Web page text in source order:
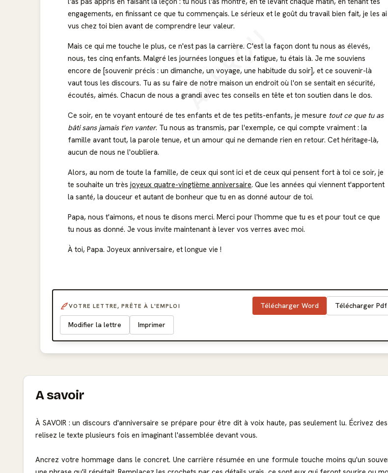
APERÇU
engagements, en finissant ce que tu commençais. Le sérieux et le goût du travail bien fait, je les ai
vus chez toi bien avant de comprendre leur valeur.
Mais ce qui me touche le plus, ce n'est pas la carrière. C'est la façon dont tu nous as élevés,
nous, tes cinq enfants. Malgré les journées longues et la fatigue, tu étais là. Je me souviens
encore de [souvenir précis : un dimanche, un voyage, une habitude du soir], et ce souvenir-là
vaut tous les discours. Tu as su faire de notre maison un endroit où l'on se sentait en sécurité,
écoutés, aimés. Chacun de nous a grandi avec tes conseils en tête et ton soutien dans le dos.
Ce soir, en te voyant entouré de tes enfants et de tes petits-enfants, je mesure tout ce que tu as
bâti sans jamais t'en vanter. Tu nous as transmis, par l'exemple, ce qui compte vraiment : la
famille avant tout, la parole tenue, et un amour qui ne demande rien en retour. Cet héritage-là,
aucun de nous ne l'oubliera.
Alors, au nom de toute la famille, de ceux qui sont ici et de ceux qui pensent fort à toi ce soir, je
te souhaite un trèsjoyeux quatre-vingtième anniversaire. Que les années qui viennent t'apportent
la santé, la douceur et autant de bonheur que tu en as donné autour de toi.
Papa, nous t'aimons, et nous te disons merci. Merci pour l'homme que tu es et pour tout ce que
tu nous as donné. Je vous invite maintenant à lever vos verres avec moi.
À toi, Papa. Joyeux anniversaire, et longue vie !
VOTRE LETTRE, PRÊTE À L'EMPLOI Télécharger Word Télécharger Pdf
Modifier la lettre Imprimer
A savoir
À SAVOIR : un discours d'anniversaire se prépare pour être dit à voix haute, pas seulement lu. Écrivez
relisez le texte plusieurs fois en imaginant l'assemblée devant vous.
Ancrez votre hommage dans le concret. Une carrière résumée en une formule touche moins qu'un